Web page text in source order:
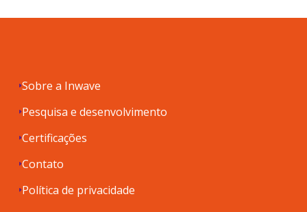
Sobre a Inwave
Pesquisa e desenvolvimento
Certificações
Contato
Política de privacidade